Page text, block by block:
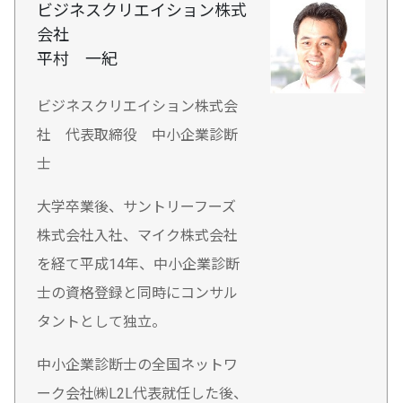
ビジネスクリエイション株式
会社
平村 一紀
ビジネスクリエイション株式会
社 代表取締役 中小企業診断
士
大学卒業後、サントリーフーズ
株式会社入社、マイク株式会社
を経て平成14年、中小企業診断
士の資格登録と同時にコンサル
タントとして独立。
中小企業診断士の全国ネットワ
ーク会社㈱L2L代表就任した後、